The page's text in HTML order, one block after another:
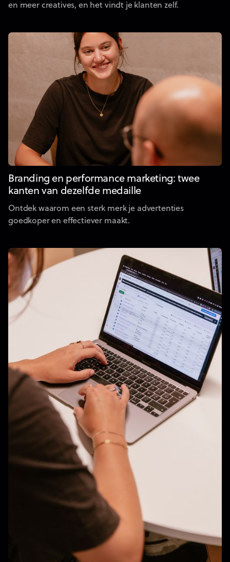
en meer creatives, en het vindt je klanten zelf.
Branding en performance marketing: twee
kanten van dezelfde medaille
Ontdek waarom een sterk merk je advertenties
goedkoper en effectiever maakt.